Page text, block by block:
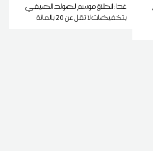
غدا: انطلاق موسم الصولد الصيفي
بتخفيضات لا تقل عن 20 بالمائة